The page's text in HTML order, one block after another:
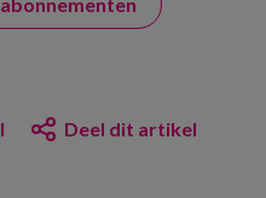
Deel dit artikel